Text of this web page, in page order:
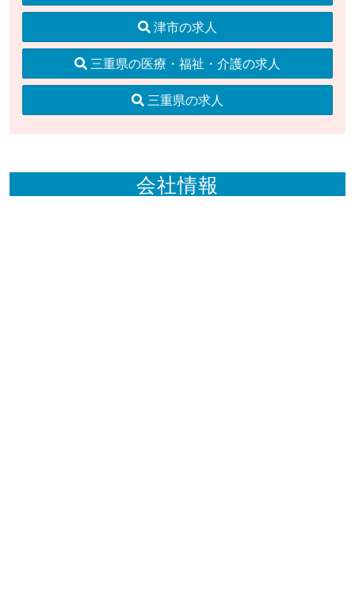
津市の求人
三重県の医療・福祉・介護の求人
三重県の求人
会社情報